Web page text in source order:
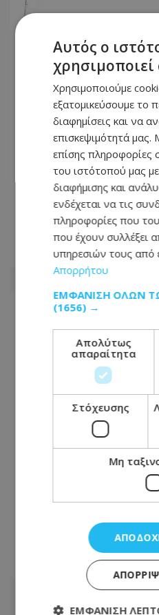
«Κράτος Μαφία»:
Δρουσιώτη
καταγγελίας - Όσα
Αστυνομία
08.08.2026 - 19:29
Απόπειρα Φόνου:
Μονή Αγ. Νεοφύτου
αρνούνταν να
δωμάτιο»
08.08.2026 - 19:09
Αυτός ο
Χρησιμοποιούμε
εξατομικεύσουμε το
διαφημίσεις και να
επισκεψιμότητά μας.
επίσης πληροφορίες
του ιστότοπού μας
διαφήμισης και
ενδέχεται να τις
πληροφορίες που
που έχουν συλλέξει
υπηρεσιών τους από
Απορρήτου
ΕΜΦΆΝΙΣΗ ΌΛΩΝ
(1656) →
Απολύτως
απαραίτητα
Στόχευσης
Μη
ΕΜΦΆΝΙΣΗ